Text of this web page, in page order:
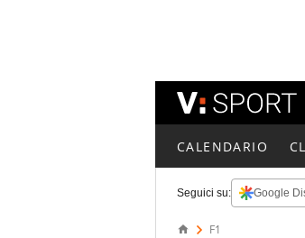
CALENDARIO
Seguici su: Google
F1